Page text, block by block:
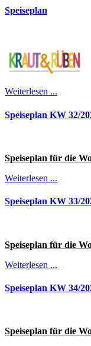
Speiseplan
Weiterlesen ...
Speiseplan KW 32/
Speiseplan für die
Weiterlesen ...
Speiseplan KW 33/
Speiseplan für die
Weiterlesen ...
Speiseplan KW 34/
Speiseplan für die